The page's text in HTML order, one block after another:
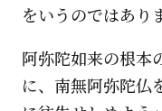
をいうのではあり
阿弥陀如来の根本
に、南無阿弥陀仏